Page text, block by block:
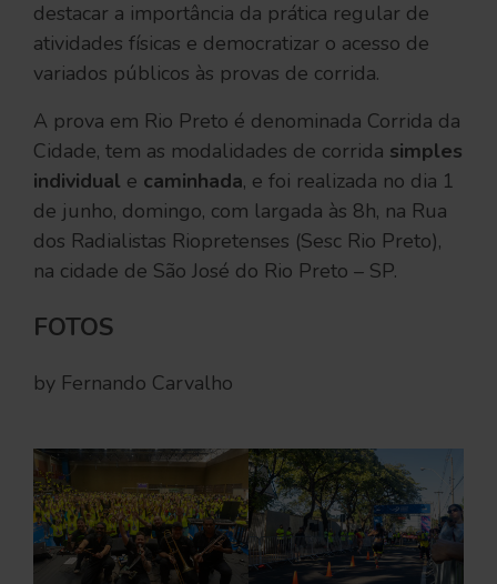
destacar a importância da prática regular de
atividades físicas e democratizar o acesso de
variados públicos às provas de corrida.
A prova em Rio Preto é denominada Corrida da
Cidade, tem as modalidades de corrida simples
individual e caminhada, e foi realizada no dia 1
de junho, domingo, com largada às 8h, na Rua
dos Radialistas Riopretenses (Sesc Rio Preto),
na cidade de São José do Rio Preto – SP.
FOTOS
by Fernando Carvalho